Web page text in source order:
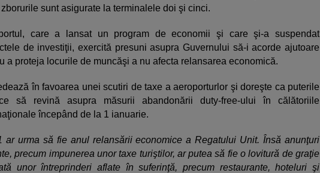
sunt asigurate la terminalele doi şi cinci.
care a lansat un program de economii şi care şi-a suspendat
de investiţii, exercită presuni asupra Guvernului să-i acorde ajutoare
a proteja locurile de muncăşi a nu afecta relansarea economică.
în favoarea unei scutiri de taxe a aeroporturlor şi doreşte ca puterile
să revină asupra măsurii abandonării duty-free-ului în călătoriile
începând de la 1 ianuarie.
ar urma să fie anul relansării economice a Regatului Unit. Însă anunţuri
precum impunerea unor taxe turiştilor, ar putea să fie o lovitură de graţie
unor întreprinderi aflate în suferinţă, precum restaurante, hoteluri şi